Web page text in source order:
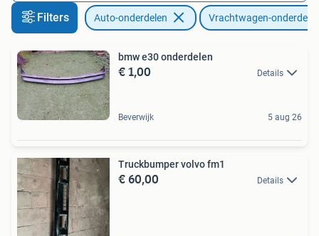
Filters Auto-onderdelen Vrachtwagen-
bmw e30 onderdelen
€ 1,00 Details
Beverwijk 5 aug 26
Truckbumper volvo fm1
€ 60,00 Details